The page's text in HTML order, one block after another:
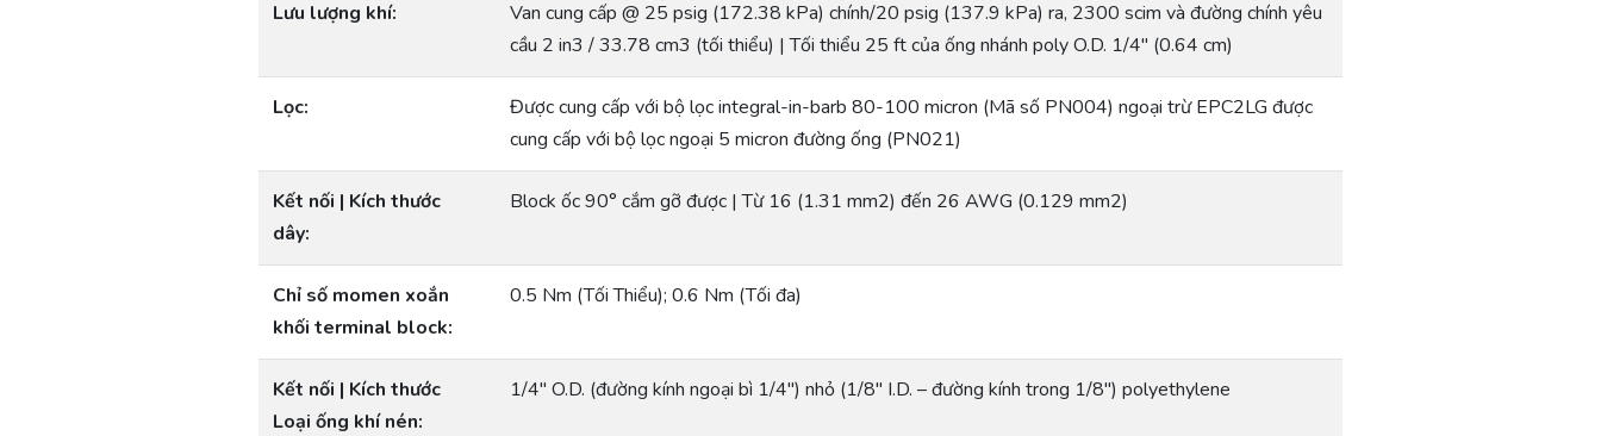
Lưu lượng khí:
Van cung cấp @ 25 psig (172.38 kPa) chính/20 psig (137.9 kPa) ra, 2300 scim và đường chính yêu
cầu 2 in3 / 33.78 cm3 (tối thiểu) | Tối thiểu 25 ft của ống nhánh poly O.D. 1/4″ (0.64 cm)
Lọc:
Được cung cấp với bộ lọc integral-in-barb 80-100 micron (Mã số PN004) ngoại trừ EPC2LG được
cung cấp với bộ lọc ngoại 5 micron đường ống (PN021)
Kết nối | Kích thước
dây:
Block ốc 90° cắm gỡ được | Từ 16 (1.31 mm2) đến 26 AWG (0.129 mm2)
Chỉ số momen xoắn
khối terminal block:
0.5 Nm (Tối Thiểu); 0.6 Nm (Tối đa)
Kết nối | Kích thước
Loại ống khí nén:
1/4″ O.D. (đường kính ngoại bì 1/4″) nhỏ (1/8″ I.D. – đường kính trong 1/8″) polyethylene